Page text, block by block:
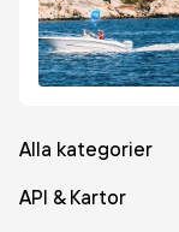
Alla kategorier
API & Kartor